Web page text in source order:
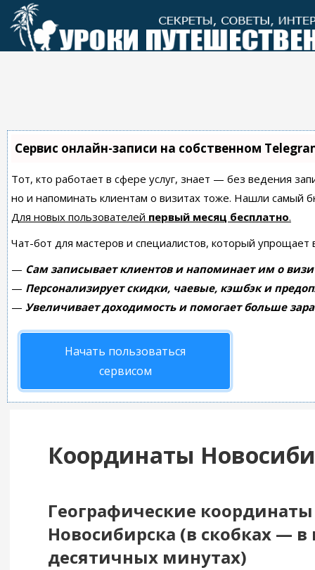
Перейти
контенту
Сервис онлайн-записи на собственном
Тот, кто работает в сфере услуг, знает — без ведения
но и напоминать клиентам о визитах тоже. Нашли самый
Для новых пользователей первый месяц бесплатно.
Чат-бот для мастеров и специалистов, который упрощает
— Сам записывает клиентов и напоминает им о
— Персонализирует скидки, чаевые, кэшбэк и
— Увеличивает доходимость и помогает больше
Начать пользоваться
сервисом
Координаты
Географические координаты
Новосибирска (в скобках — в
десятичных минутах)